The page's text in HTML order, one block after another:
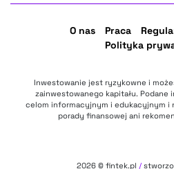
O nas Praca
Polityka
Inwestowanie jest ryzykowne i
zainwestowanego kapitału. Podane
celom informacyjnym i edukacyjnym i
porady finansowej ani
2026 © fintek.pl /